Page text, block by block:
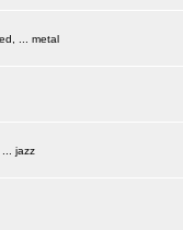
... metal
jazz